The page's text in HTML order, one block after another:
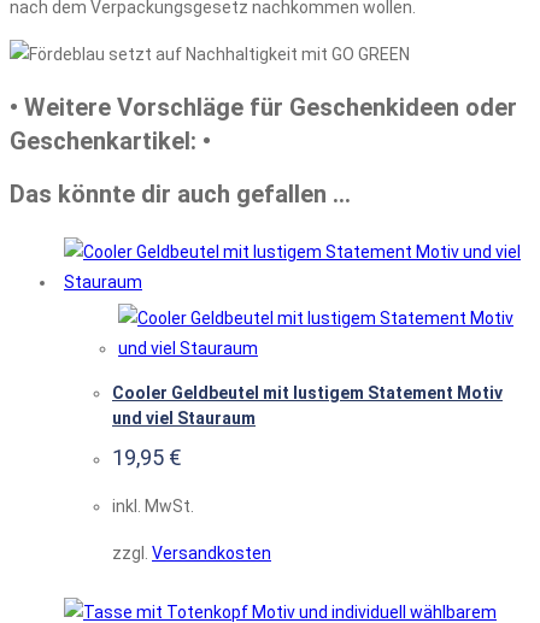
nach dem Verpackungsgesetz nachkommen wollen.
• Weitere Vorschläge für Geschenkideen oder
Geschenkartikel: •
Das könnte dir auch gefallen …
Cooler Geldbeutel mit lustigem Statement Motiv
und viel Stauraum
19,95 €
inkl. MwSt.
zzgl. Versandkosten